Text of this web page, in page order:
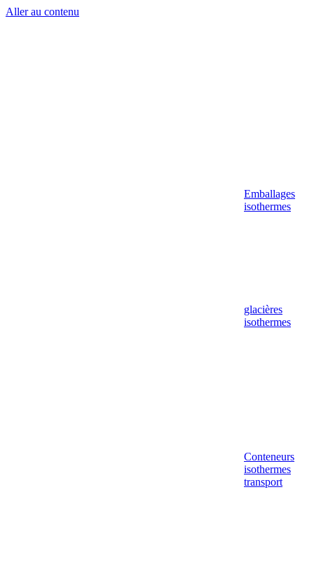
Aller au contenu
Emballages
isothermes
glacières
isothermes
Conteneurs
isothermes
transport